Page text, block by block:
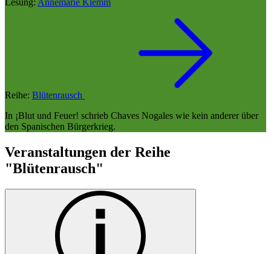
Reihe: Blütenrausch
In ¡Blut und Feuer! schrieb Chaves Nogales wie kein anderer über
den Spanischen Bürgerkrieg.
Veranstaltungen der Reihe
"Blütenrausch"